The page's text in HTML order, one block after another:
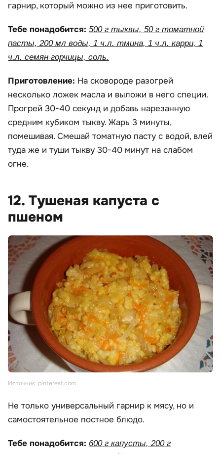
гарнир, который можно из нее приготовить.
Тебе понадобится: 500 г тыквы, 50 г томатной
пасты, 200 мл воды, 1 ч.л. тмина, 1 ч.л. карри, 1
ч.л. семян горчицы, соль.
Приготовление: На сковороде разогрей
несколько ложек масла и выложи в него специи.
Прогрей 30-40 секунд и добавь нарезанную
средним кубиком тыкву. Жарь 3 минуты,
помешивая. Смешай томатную пасту с водой, влей
туда же и туши тыкву 30-40 минут на слабом
огне.
12. Тушеная капуста с
пшеном
Источник: pinterest.com
Не только универсальный гарнир к мясу, но и
самостоятельное постное блюдо.
Тебе понадобится: 600 г капусты, 200 г